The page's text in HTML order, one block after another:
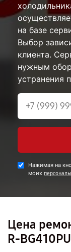
на базе
Выбор
клиента.
нужным
устранения
Нажимая на
моих
Цена
R-